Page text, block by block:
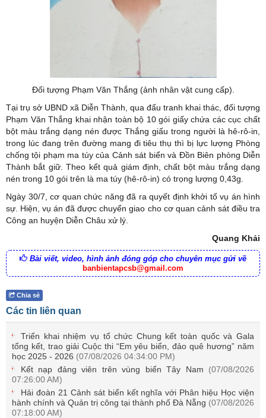
Đối tượng Phạm Văn Thắng (ảnh nhân vật cung cấp).
Tại trụ sở UBND xã Diễn Thành, qua đấu tranh khai thác, đối tượng
Phạm Văn Thắng khai nhận toàn bộ 10 gói giấy chứa các cục chất
bột màu trắng dạng nén được Thắng giấu trong người là hê-rô-in,
trong lúc đang trên đường mang đi tiêu thụ thì bị lực lượng Phòng
chống tội phạm ma túy của Cảnh sát biển và Đồn Biên phòng Diễn
Thành bắt giữ. Theo kết quả giám định, chất bột màu trắng dạng
nén trong 10 gói trên là ma túy (hê-rô-in) có trọng lượng 0,43g.
Ngày 30/7, cơ quan chức năng đã ra quyết định khởi tố vụ án hình
sự. Hiện, vụ án đã được chuyển giao cho cơ quan cảnh sát điều tra
Công an huyện Diễn Châu xử lý.
Quang Khải
Bài viết, video, hình ảnh đóng góp cho chuyên mục gửi về
banbientapcsb@gmail.com
Chia sẻ
Các tin liên quan
Triển khai nhiệm vụ tổ chức Chung kết toàn quốc và Gala
tổng kết, trao giải Cuộc thi “Em yêu biển, đảo quê hương” năm
học 2025 - 2026 (07/08/2026 04:34:00 PM)
Kết nạp đảng viên trên vùng biển Tây Nam (07/08/2026
07:26:00 AM)
Hải đoàn 21 Cảnh sát biển kết nghĩa với Phân hiệu Học viện
hành chính và Quản trị công tại thành phố Đà Nẵng (07/08/2026
07:18:00 AM)